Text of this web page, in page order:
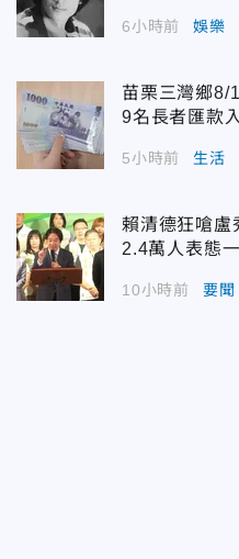
6小時前 娛樂
苗栗三灣鄉
9名長者匯款
5小時前 生活
賴清德狂嗆
2.4萬人表態
10小時前 要聞